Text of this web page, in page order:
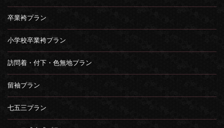
卒業袴プラン
小学校卒業袴プラン
訪問着・付下・色無地プラン
留袖プラン
七五三プラン